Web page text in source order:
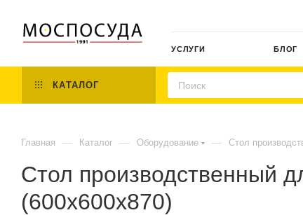
УСЛУГИ БЛОГ
КАТАЛОГ
Главная — Каталог — Оборудование — Стол
Стол производственный
(600х600х870)